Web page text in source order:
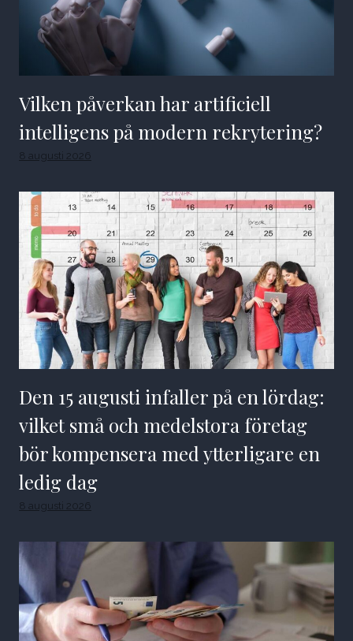
Vilken påverkan har artificiell
intelligens på modern rekrytering?
8 augusti 2026
Den 15 augusti infaller på en lördag:
vilket små och medelstora företag
bör kompensera med ytterligare en
ledig dag
8 augusti 2026